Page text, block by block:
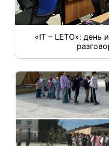
«IT – LETO»: день